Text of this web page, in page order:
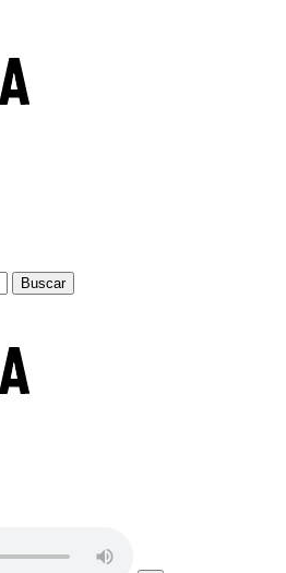
Buscar